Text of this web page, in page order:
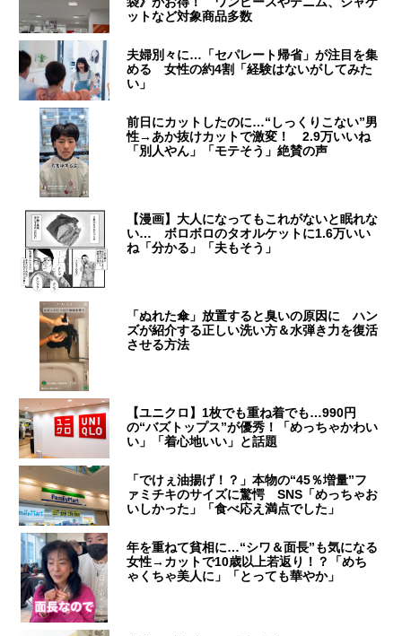
ットなど対象商品多数
夫婦別々に…「セパレート帰省」が注目を集
める 女性の約4割「経験はないがしてみた
い」
前日にカットしたのに…“しっくりこない”男
性→あか抜けカットで激変！ 2.9万いいね
「別人やん」「モテそう」絶賛の声
【漫画】大人になってもこれがないと眠れな
い… ボロボロのタオルケットに1.6万いい
ね「分かる」「夫もそう」
「ぬれた傘」放置すると臭いの原因に ハン
ズが紹介する正しい洗い方＆水弾き力を復活
させる方法
【ユニクロ】1枚でも重ね着でも…990円
の“バズトップス”が優秀！「めっちゃかわい
い」「着心地いい」と話題
「でけぇ油揚げ！？」本物の“45％増量”フ
ァミチキのサイズに驚愕 SNS「めっちゃお
いしかった」「食べ応え満点でした」
年を重ねて貧相に…“シワ＆面長”も気になる
女性→カットで10歳以上若返り！？「めち
ゃくちゃ美人に」「とっても華やか」